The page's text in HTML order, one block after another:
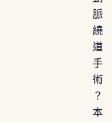
脈
繞
道
手
術
？
本